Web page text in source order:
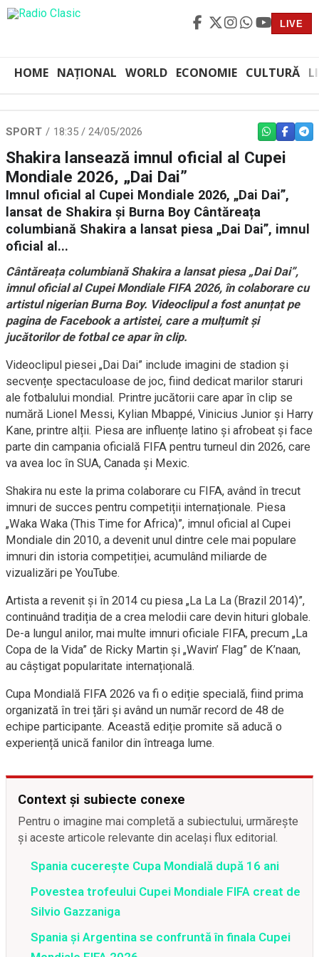
LIVE
HOME NAȚIONAL WORLD ECONOMIE CULTURĂ
SPORT 18:35 / 24/05/2026 WHATSAPP
Shakira lansează imnul oficial al Cupei
Mondiale 2026, „Dai Dai”
Imnul oficial al Cupei Mondiale 2026, „Dai Dai”,
lansat de Shakira și Burna Boy Cântăreața
columbiană Shakira a lansat piesa „Dai Dai”, imnul
oficial al...
Cântăreața columbiană Shakira a lansat piesa „Dai Dai”,
imnul oficial al Cupei Mondiale FIFA 2026, în colaborare cu
artistul nigerian Burna Boy. Videoclipul a fost anunțat pe
pagina de Facebook a artistei, care a mulțumit și
jucătorilor de fotbal ce apar în clip.
Videoclipul piesei „Dai Dai” include imagini de stadion și
secvențe spectaculoase de joc, fiind dedicat marilor staruri
ale fotbalului mondial. Printre jucătorii care apar în clip se
numără Lionel Messi, Kylian Mbappé, Vinicius Junior și Harry
Kane, printre alții. Piesa are influențe latino și afrobeat și face
parte din campania oficială FIFA pentru turneul din 2026, care
va avea loc în SUA, Canada și Mexic.
Shakira nu este la prima colaborare cu FIFA, având în trecut
imnuri de succes pentru competiții internaționale. Piesa
„Waka Waka (This Time for Africa)”, imnul oficial al Cupei
Mondiale din 2010, a devenit unul dintre cele mai populare
imnuri din istoria competiției, acumulând miliarde de
vizualizări pe YouTube.
Artista a revenit și în 2014 cu piesa „La La La (Brazil 2014)”,
continuând tradiția de a crea melodii care devin hituri globale.
De-a lungul anilor, mai multe imnuri oficiale FIFA, precum „La
Copa de la Vida” de Ricky Martin și „Wavin’ Flag” de K’naan,
au câștigat popularitate internațională.
Cupa Mondială FIFA 2026 va fi o ediție specială, fiind prima
organizată în trei țări și având un număr record de 48 de
echipe participante. Această ediție promite să aducă o
experiență unică fanilor din întreaga lume.
Context și subiecte conexe
Pentru o imagine mai completă a subiectului, urmărește
și aceste articole relevante din același flux editorial.
Spania cucerește Cupa Mondială după 16 ani
Povestea trofeului Cupei Mondiale FIFA creat de
Silvio Gazzaniga
Spania și Argentina se confruntă în finala Cupei